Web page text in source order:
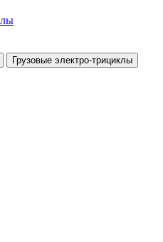
Грузовые электро‑трициклы